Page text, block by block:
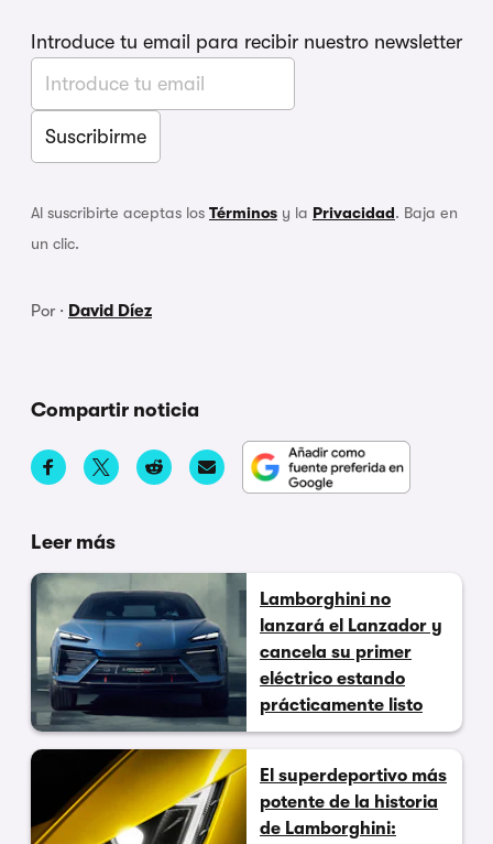
Introduce tu email para recibir nuestro newsletter
Al suscribirte aceptas los Términos y la Privacidad. Baja en
un clic.
Por · David Díez
Compartir noticia
Leer más
Lamborghini no
lanzará el Lanzador y
cancela su primer
eléctrico estando
prácticamente listo
El superdeportivo más
potente de la historia
de Lamborghini: